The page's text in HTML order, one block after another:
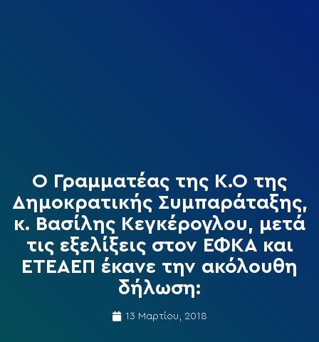
Ο Γραμματέας της Κ.Ο της
Δημοκρατικής Συμπαράταξης,
κ. Βασίλης Κεγκέρογλου, μετά
τις εξελίξεις στον ΕΦΚΑ και
ΕΤΕΑΕΠ έκανε την ακόλουθη
δήλωση:
13 Μαρτίου, 2018